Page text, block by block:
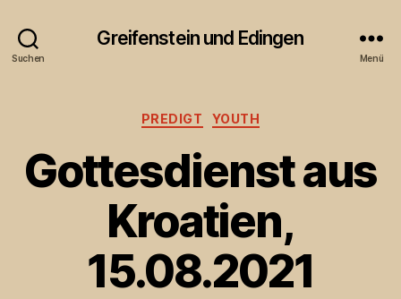
Suchen
Greifenstein und Edingen
Menü
Kategorien
PREDIGT YOUTH
Gottesdienst aus
Kroatien,
15.08.2021